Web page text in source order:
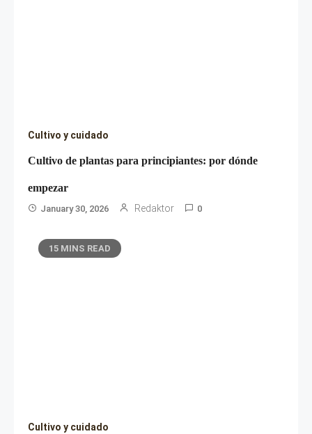
Cultivo y cuidado
Cultivo de plantas para principiantes: por dónde
empezar
January 30, 2026 Redaktor 0
15 MINS READ
Cultivo y cuidado